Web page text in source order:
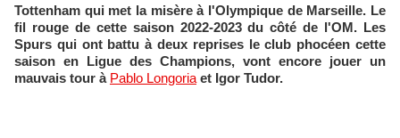
Tottenham qui met la misère à l'Olympique de Marseille. Le
fil rouge de cette saison 2022-2023 du côté de l'OM. Les
Spurs qui ont battu à deux reprises le club phocéen cette
saison en Ligue des Champions, vont encore jouer un
mauvais tour à Pablo Longoria et Igor Tudor.